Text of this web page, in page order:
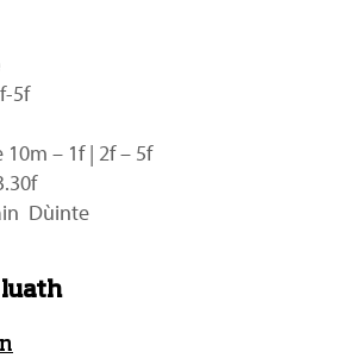
5f
– 1f | 2f – 5f
Dùinte
luath